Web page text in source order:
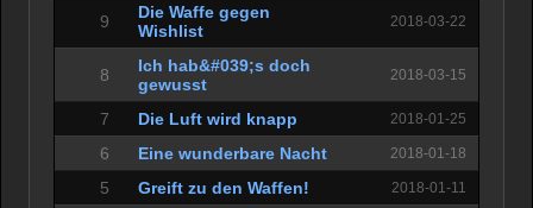
9
Die Waffe gegen
Wishlist
2018-03-22
8
Ich hab&#039;s doch
gewusst
2018-03-15
7 Die Luft wird knapp 2018-01-25
6 Eine wunderbare Nacht 2018-01-18
5 Greift zu den Waffen! 2018-01-11